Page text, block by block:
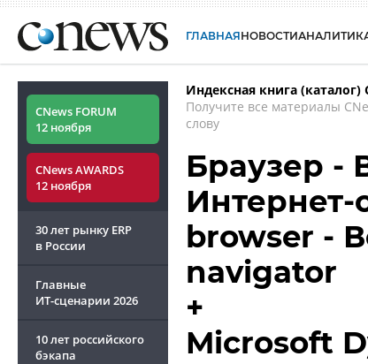
ГЛАВНАЯНОВОСТИ
CNews FORUM
12 ноября
CNews AWARDS
12 ноября
30 лет рынку ERP
в России
Главные
ИТ-сценарии 2026
10 лет российского
бэкапа
Индексная книга (каталог)
Получите все материалы
слову
Браузер -
Интернет-
browser -
navigator
+
Microsoft